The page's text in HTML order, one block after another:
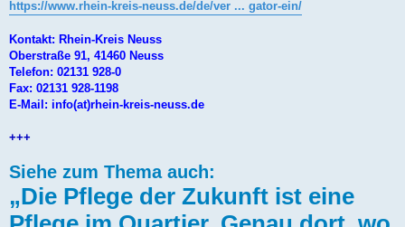
https://www.rhein-kreis-neuss.de/de/ver ... gator-ein/
Kontakt: Rhein-Kreis Neuss
Oberstraße 91, 41460 Neuss
Telefon: 02131 928-0
Fax: 02131 928-1198
E-Mail: info(at)rhein-kreis-neuss.de
+++
Siehe zum Thema auch:
„Die Pflege der Zukunft ist eine